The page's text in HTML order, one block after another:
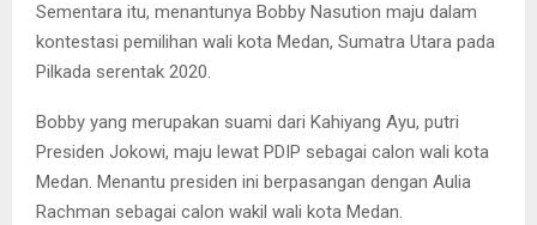
Sementara itu, menantunya Bobby Nasution maju dalam
kontestasi pemilihan wali kota Medan, Sumatra Utara pada
Pilkada serentak 2020.
Bobby yang merupakan suami dari Kahiyang Ayu, putri
Presiden Jokowi, maju lewat PDIP sebagai calon wali kota
Medan. Menantu presiden ini berpasangan dengan Aulia
Rachman sebagai calon wakil wali kota Medan.